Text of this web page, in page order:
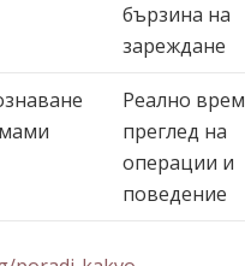
бързина на
зареждане
Реално
преглед на
операции и
поведение